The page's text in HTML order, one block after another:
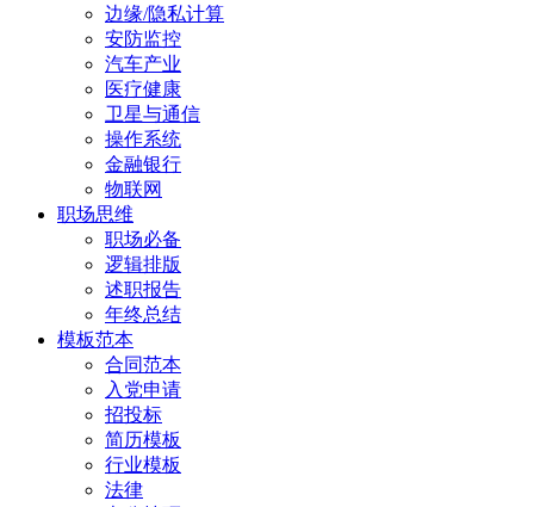
边缘/隐私计算
安防监控
汽车产业
医疗健康
卫星与通信
操作系统
金融银行
物联网
职场思维
职场必备
逻辑排版
述职报告
年终总结
模板范本
合同范本
入党申请
招投标
简历模板
行业模板
法律